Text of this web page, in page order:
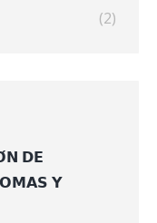
(2)
𝗗𝗘
𝗬